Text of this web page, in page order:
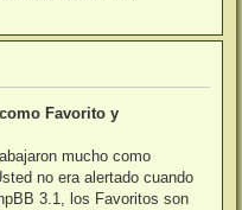
Favorito y
mucho como
no era alertado cuando
3.1, los Favoritos son